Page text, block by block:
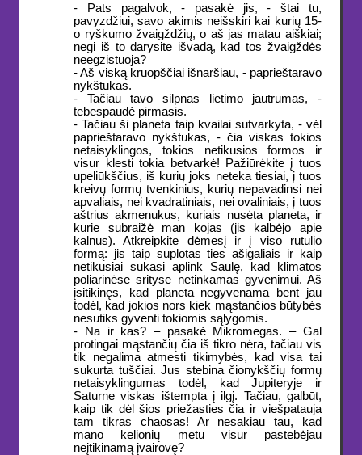
- Pats pagalvok, - pasakė jis, - štai tu,
pavyzdžiui, savo akimis neišskiri kai kurių 15-
o ryškumo žvaigždžių, o aš jas matau aiškiai;
negi iš to darysite išvadą, kad tos žvaigždės
neegzistuoja?
- Aš viską kruopščiai išnaršiau, - paprieštaravo
nykštukas.
- Tačiau tavo silpnas lietimo jautrumas, -
tebespaudė pirmasis.
- Tačiau ši planeta taip kvailai sutvarkyta, - vėl
paprieštaravo nykštukas, - čia viskas tokios
netaisyklingos, tokios netikusios formos ir
visur klesti tokia betvarkė! Pažiūrėkite į tuos
upeliūkščius, iš kurių joks neteka tiesiai, į tuos
kreivų formų tvenkinius, kurių nepavadinsi nei
apvaliais, nei kvadratiniais, nei ovaliniais, į tuos
aštrius akmenukus, kuriais nusėta planeta, ir
kurie subraižė man kojas (jis kalbėjo apie
kalnus). Atkreipkite dėmesį ir į viso rutulio
formą: jis taip suplotas ties ašigaliais ir kaip
netikusiai sukasi aplink Saulę, kad klimatos
poliarinėse srityse netinkamas gyvenimui. Aš
įsitikinęs, kad planeta negyvenama bent jau
todėl, kad jokios nors kiek mąstančios būtybės
nesutiks gyventi tokiomis sąlygomis.
- Na ir kas? – pasakė Mikromegas. – Gal
protingai mąstančių čia iš tikro nėra, tačiau vis
tik negalima atmesti tikimybės, kad visa tai
sukurta tuščiai. Jus stebina čionykščių formų
netaisyklingumas todėl, kad Jupiteryje ir
Saturne viskas ištempta į ilgį. Tačiau, galbūt,
kaip tik dėl šios priežasties čia ir viešpatauja
tam tikras chaosas! Ar nesakiau tau, kad
mano kelionių metu visur pastebėjau
neįtikinamą įvairovę?